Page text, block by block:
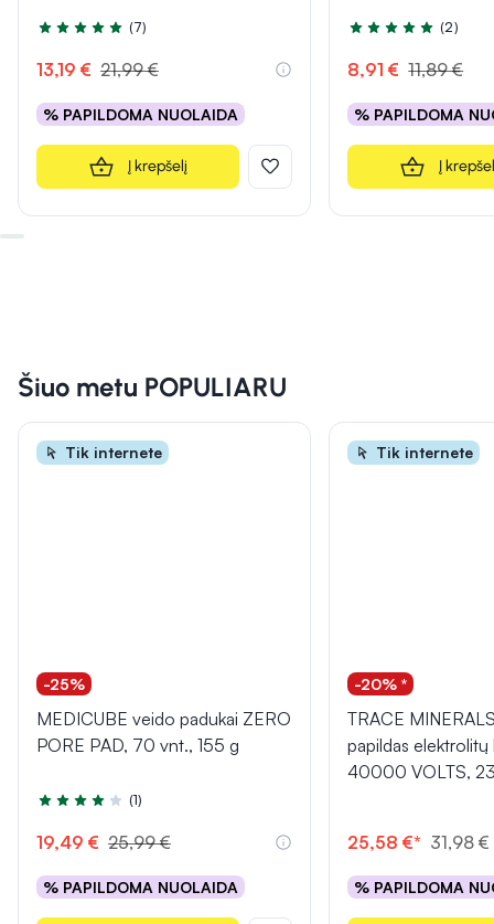
Įvertinimas 4.7 iš 5
(7)
13,19 € 21,99 €
% PAPILDOMA NUOLAIDA
Į krepšelį
Įvertinimas 5.0 iš 5
(2)
8,91 € 11,89 €
% PAPILDOMA
Į
Šiuo metu POPULIARU
Tik internete
-25%
MEDICUBE veido padukai ZERO
PORE PAD, 70 vnt., 155 g
Įvertinimas 4.0 iš 5
(1)
19,49 € 25,99 €
% PAPILDOMA NUOLAIDA
Tik internete
-20% *
TRACE
papildas elektrolitų
40000 VOLTS,
25,58 €* 31,98 €
% PAPILDOMA